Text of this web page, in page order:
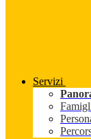
Servizi